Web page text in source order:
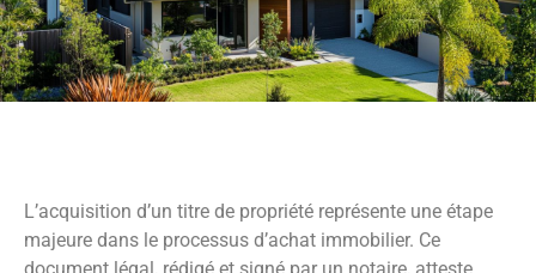
L’acquisition d’un titre de propriété représente une étape
majeure dans le processus d’achat immobilier. Ce